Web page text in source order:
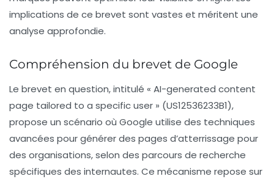
implications de ce brevet sont vastes et méritent une
analyse approfondie.
Compréhension du brevet de Google
Le brevet en question, intitulé « AI-generated content
page tailored to a specific user » (US12536233B1),
propose un scénario où Google utilise des techniques
avancées pour générer des pages d’atterrissage pour
des organisations, selon des parcours de recherche
spécifiques des internautes. Ce mécanisme repose sur